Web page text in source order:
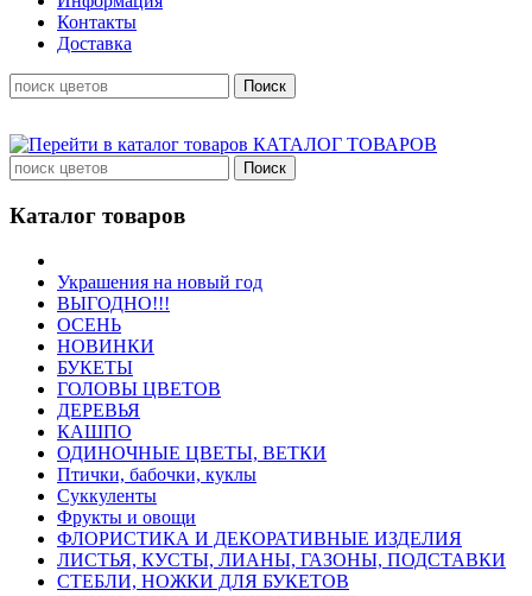
Контакты
Доставка
КАТАЛОГ ТОВАРОВ
Каталог товаров
Украшения на новый год
ВЫГОДНО!!!
ОСЕНЬ
НОВИНКИ
БУКЕТЫ
ГОЛОВЫ ЦВЕТОВ
ДЕРЕВЬЯ
КАШПО
ОДИНОЧНЫЕ ЦВЕТЫ, ВЕТКИ
Птички, бабочки, куклы
Суккуленты
Фрукты и овощи
ФЛОРИСТИКА И ДЕКОРАТИВНЫЕ ИЗДЕЛИЯ
ЛИСТЬЯ, КУСТЫ, ЛИАНЫ, ГАЗОНЫ, ПОДСТАВКИ
СТЕБЛИ, НОЖКИ ДЛЯ БУКЕТОВ